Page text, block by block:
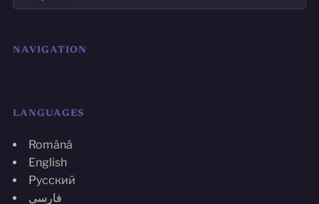
NAVIGATION
LANGUAGES
Română
English
Русский
فارسی